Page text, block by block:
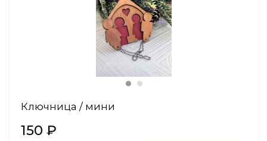
Ключница / мини
150 ₽